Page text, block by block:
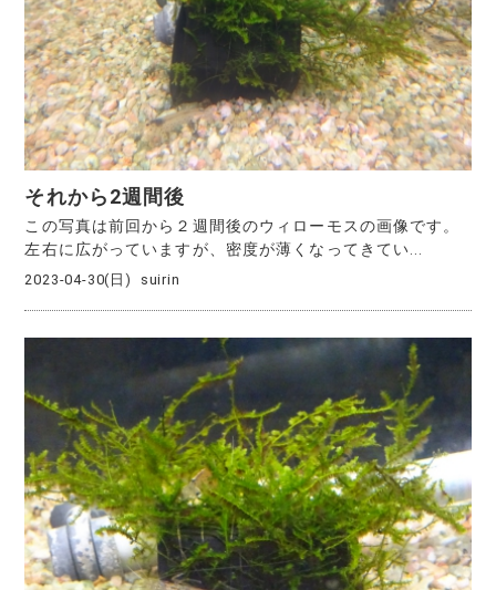
それから2週間後
この写真は前回から２週間後のウィローモスの画像です。
左右に広がっていますが、密度が薄くなってきてい...
2023-04-30(日) suirin